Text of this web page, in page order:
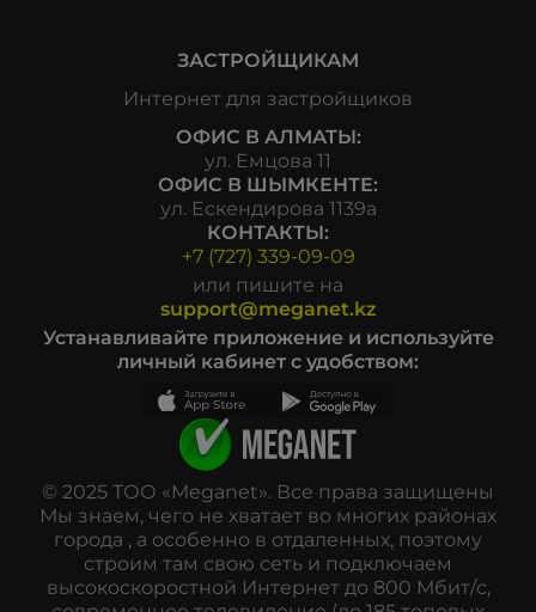
ЗАСТРОЙЩИКАМ
Интернет для застройщиков
ОФИС В АЛМАТЫ:
ул. Емцова 11
ОФИС В ШЫМКЕНТЕ:
ул. Ескендирова 1139а
КОНТАКТЫ:
+7 (727) 339-09-09
или пишите на
support@meganet.kz
Устанавливайте приложение и используйте
личный кабинет с удобством:
© 2025 ТОО «Meganet». Все права защищены
Мы знаем, чего не хватает во многих районах
города , а особенно в отдаленных, поэтому
строим там свою сеть и подключаем
высокоскоростной Интернет до 800 Мбит/с,